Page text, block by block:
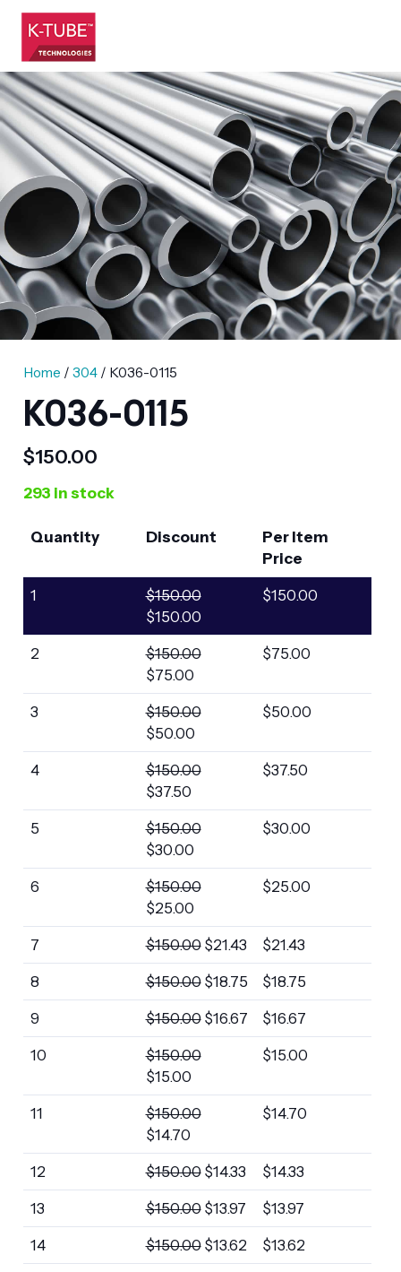
Home / 304/ K036-0115
K036-0115
$150.00
293 in stock
Quantity Discount
Per Item
Price
1 $150.00
$150.00
$150.00
2 $150.00
$75.00
$75.00
3 $150.00
$50.00
$50.00
4 $150.00
$37.50
$37.50
5 $150.00
$30.00
$30.00
6 $150.00
$25.00
$25.00
7 $150.00 $21.43 $21.43
8 $150.00 $18.75 $18.75
9 $150.00 $16.67 $16.67
10 $150.00
$15.00
$15.00
11 $150.00
$14.70
$14.70
12 $150.00 $14.33 $14.33
13 $150.00 $13.97 $13.97
14 $150.00 $13.62 $13.62